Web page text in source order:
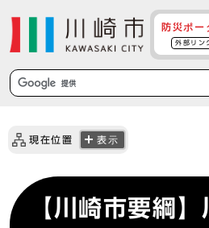
防災ポー
外部リン
現在位置 表示
【川崎市要綱